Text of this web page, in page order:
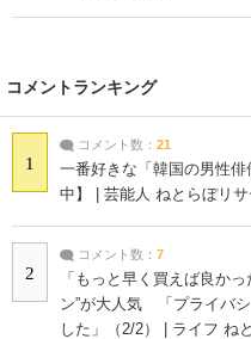
コメントランキング
1
コメント数： 21
一番好きな「韓国の男性
中】 | 芸能人 ねとらぼリサ
2
コメント数： 7
「もっと早く買えば良か
ン”が大人気 「プライバ
した」（2/2） | ライフ ね